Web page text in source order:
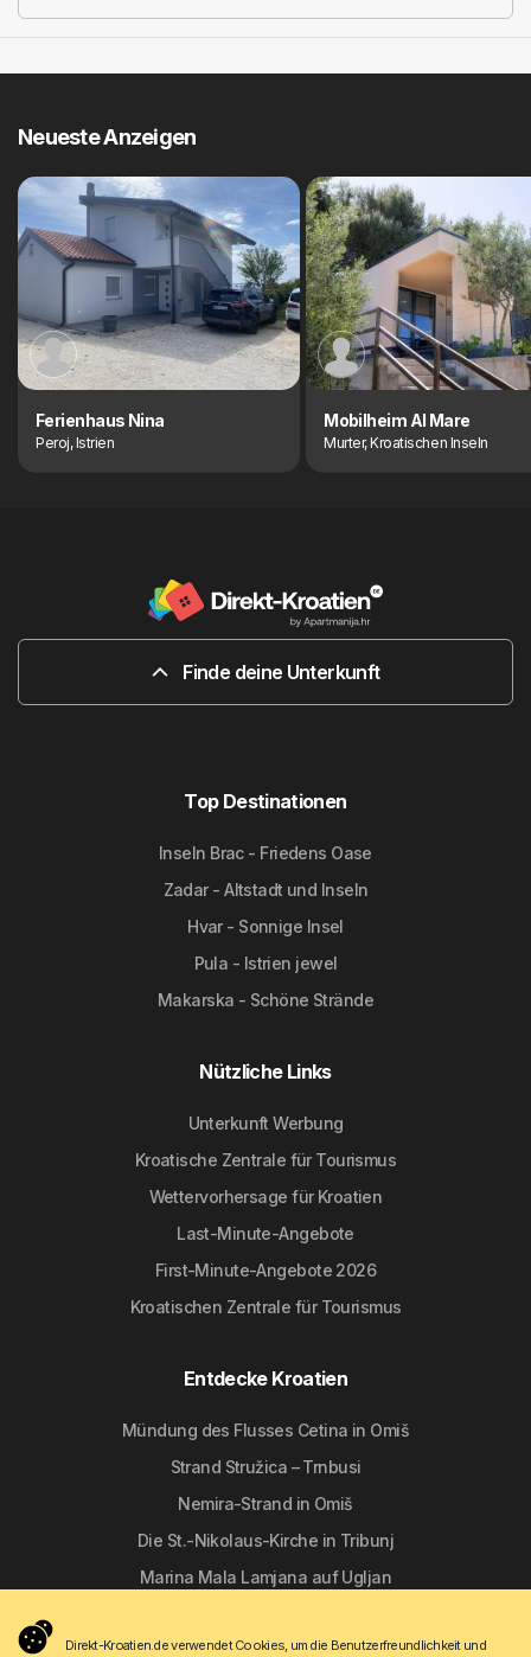
Neueste Anzeigen
Ferienhaus Nina
Peroj, Istrien
Mobilheim Al Mare
Murter, Kroatischen Inseln
Finde deine Unterkunft
Top Destinationen
Inseln Brac - Friedens Oase
Zadar - Altstadt und Inseln
Hvar - Sonnige Insel
Pula - Istrien jewel
Makarska - Schöne Strände
Nützliche Links
Unterkunft Werbung
Kroatische Zentrale für Tourismus
Wettervorhersage für Kroatien
Last-Minute-Angebote
First-Minute-Angebote 2026
Kroatischen Zentrale für Tourismus
Entdecke Kroatien
Mündung des Flusses Cetina in Omiš
Strand Stružica – Trnbusi
Nemira-Strand in Omiš
Die St.-Nikolaus-Kirche in Tribunj
Marina Mala Lamjana auf Ugljan
Folgen Sie uns
Direkt-Kroatien.de verwendet Cookies, um die Benutzerfreundlichkeit und